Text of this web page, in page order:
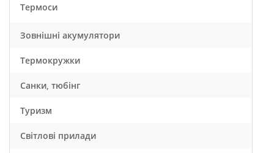
Термоси
Зовнішні акумулятори
Термокружки
Санки, тюбінг
Туризм
Світлові прилади